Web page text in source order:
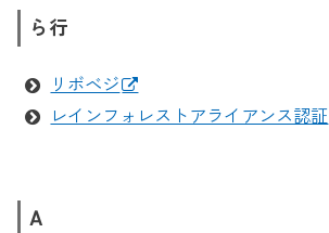
ら行
リボベジ
レインフォレストアライアンス認証
A